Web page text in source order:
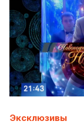
Эксклюзивы